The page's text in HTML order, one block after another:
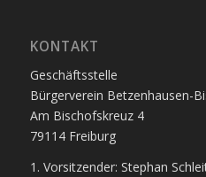
KONTAKT
Geschäftsstelle
Bürgerverein Betzenhausen-
Am Bischofskreuz 4
79114 Freiburg
1. Vorsitzender: Stephan